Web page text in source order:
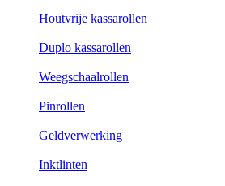
Houtvrije kassarollen
Duplo kassarollen
Weegschaalrollen
Pinrollen
Geldverwerking
Inktlinten